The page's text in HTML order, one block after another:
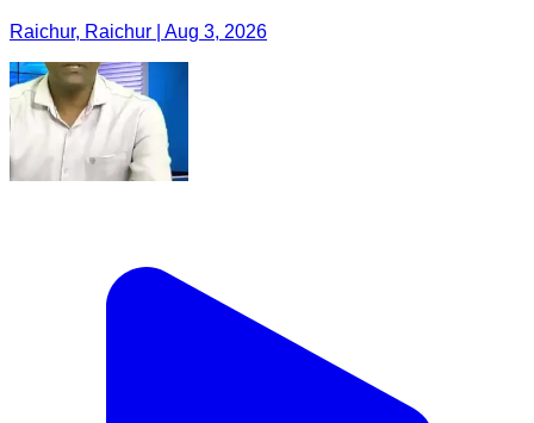
Raichur, Raichur | Aug 3, 2026